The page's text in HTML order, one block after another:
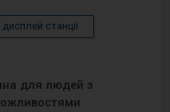
дисплей станції
для людей з